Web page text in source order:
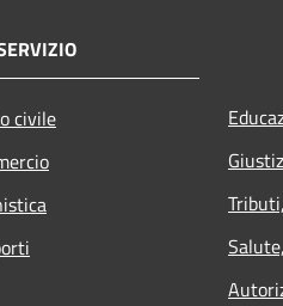
civile